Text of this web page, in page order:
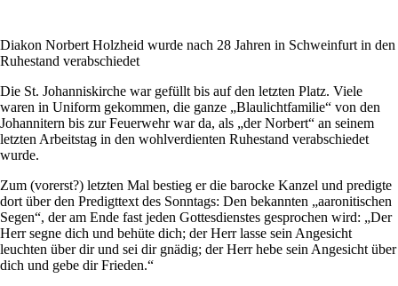
Diakon Norbert Holzheid wurde nach 28 Jahren in Schweinfurt in den
Ruhestand verabschiedet
Die St. Johanniskirche war gefüllt bis auf den letzten Platz. Viele
waren in Uniform gekommen, die ganze „Blaulichtfamilie“ von den
Johannitern bis zur Feuerwehr war da, als „der Norbert“ an seinem
letzten Arbeitstag in den wohlverdienten Ruhestand verabschiedet
wurde.
Zum (vorerst?) letzten Mal bestieg er die barocke Kanzel und predigte
dort über den Predigttext des Sonntags: Den bekannten „aaronitischen
Segen“, der am Ende fast jeden Gottesdienstes gesprochen wird: „Der
Herr segne dich und behüte dich; der Herr lasse sein Angesicht
leuchten über dir und sei dir gnädig; der Herr hebe sein Angesicht über
dich und gebe dir Frieden.“